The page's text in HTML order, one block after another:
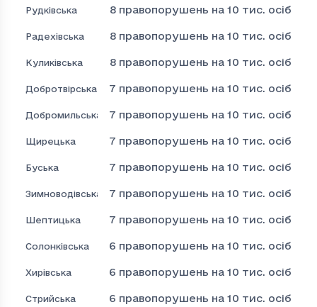
Рудківська 8 правопорушень на 10 тис. осіб
Радехівська 8 правопорушень на 10 тис. осіб
Куликівська 8 правопорушень на 10 тис. осіб
Добротвірська 7 правопорушень на 10 тис. осіб
Добромильська 7 правопорушень на 10 тис. осіб
Щирецька 7 правопорушень на 10 тис. осіб
Буська 7 правопорушень на 10 тис. осіб
Зимноводівська 7 правопорушень на 10 тис. осіб
Шептицька 7 правопорушень на 10 тис. осіб
Солонківська 6 правопорушень на 10 тис. осіб
Хирівська 6 правопорушень на 10 тис. осіб
Стрийська 6 правопорушень на 10 тис. осіб